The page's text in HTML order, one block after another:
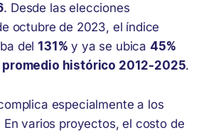
. Desde las elecciones
octubre de 2023, el índice
del 131% y ya se ubica 45%
promedio histórico 2012-2025.
especialmente a los
En varios proyectos, el costo de